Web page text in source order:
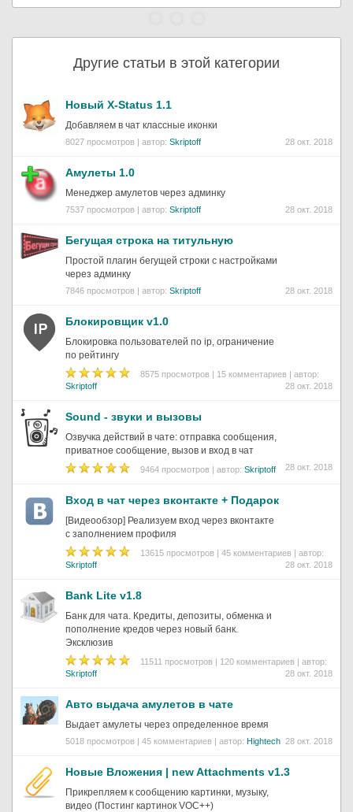
Другие статьи в этой категории
Новый X-Status 1.1
Добавляем в чат классные иконки
8027 просмотров | автор: Skriptoff 28 окт. 2018
Амулеты 1.0
Менеджер амулетов через админку
7537 просмотров | автор: Skriptoff 28 окт. 2018
Бегущая строка на титульную
Простой плагин бегущей строки с настройками
через админку
7846 просмотров | автор: Skriptoff 28 окт. 2018
Блокировщик v1.0
Блокировка пользователей по ip, ограничение
по рейтингу
8575 просмотров | 15 комментариев | автор:
Skriptoff
28 окт. 2018
Sound - звуки и вызовы
Озвучка действий в чате: отправка сообщения,
приватное сообщение, вызов и вход в чат
9464 просмотров | автор: Skriptoff 28 окт. 2018
Вход в чат через вконтакте + Подарок
[Видеообзор] Реализуем вход через вконтакте
с заполнением профиля
13615 просмотров | 45 комментариев | автор:
Skriptoff
28 окт. 2018
Bank Lite v1.8
Банк для чата. Кредиты, депозиты, обменка и
пополнение кредов через новый банк.
Эксклюзив
11511 просмотров | 120 комментариев | автор:
Skriptoff
28 окт. 2018
Авто выдача амулетов в чате
Выдает амулеты через определенное время
5018 просмотров | 45 комментариев | автор: Hightech 28 окт. 2018
Новые Вложения | new Attachments v1.3
Прикрепляем к сообщению картинки, музыку,
видео (Постинг картинок VOC++)